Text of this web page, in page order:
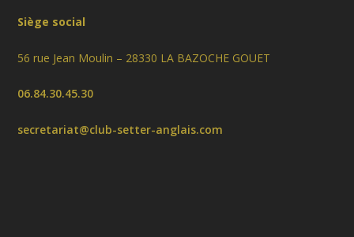
Siège social
56 rue Jean Moulin – 28330 LA BAZOCHE GOUET
06.84.30.45.30
secretariat@club-setter-anglais.com